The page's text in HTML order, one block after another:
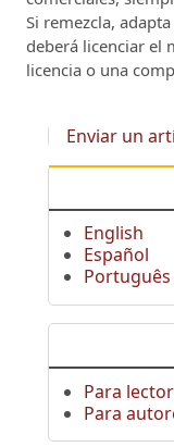
Si remezcla,
deberá licenciar el
licencia o una
Enviar un
English
Español
Português
Para
Para